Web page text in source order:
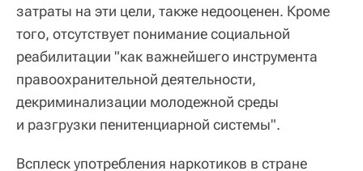
затраты на эти цели, также недооценен. Кроме
того, отсутствует понимание социальной
реабилитации "как важнейшего инструмента
правоохранительной деятельности,
декриминализации молодежной среды
и разгрузки пенитенциарной системы".
Всплеск употребления наркотиков в стране